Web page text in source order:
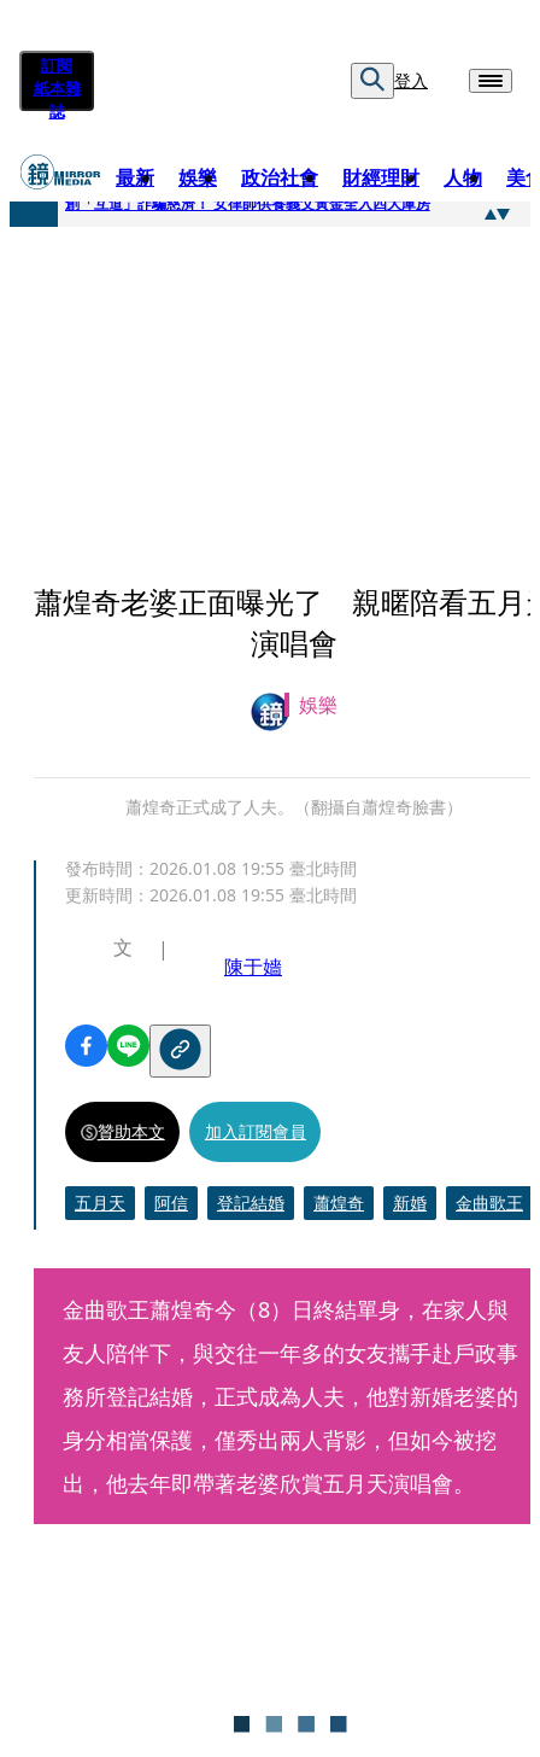
訂閱
紙本雜
誌
登入
最新 娛樂 政治社會 財經理財 人物 美
快訊
創「互道」詐騙慈濟！ 女律師供養義父黃金全入四大庫房
蕭煌奇老婆正面曝光了 親暱陪看五月
演唱會
娛樂
蕭煌奇正式成了人夫。（翻攝自蕭煌奇臉書）
發布時間： 2026.01.08 19:55 臺北時間
更新時間： 2026.01.08 19:55 臺北時間
文
陳于嬙
贊助本文 加入訂閱會員
五月天 阿信 登記結婚 蕭煌奇 新婚 金曲歌王
金曲歌王蕭煌奇今（8）日終結單身，在家人與
友人陪伴下，與交往一年多的女友攜手赴戶政事
務所登記結婚，正式成為人夫，他對新婚老婆的
身分相當保護，僅秀出兩人背影，但如今被挖
出，他去年即帶著老婆欣賞五月天演唱會。